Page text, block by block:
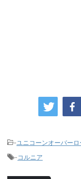
-ユニコーンオーバーロ
-コルニア